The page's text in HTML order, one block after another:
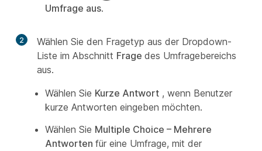
Umfrage aus.
2
Wählen Sie den Fragetyp aus der Dropdown-
Liste im Abschnitt Frage des Umfragebereichs
aus.
Wählen Sie Kurze Antwort , wenn Benutzer
kurze Antworten eingeben möchten.
Wählen Sie Multiple Choice – Mehrere
Antworten für eine Umfrage, mit der